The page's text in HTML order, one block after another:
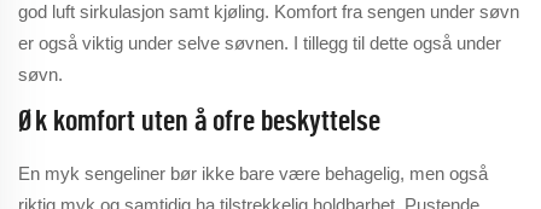
god luft sirkulasjon samt kjøling. Komfort fra sengen under søvn
er også viktig under selve søvnen. I tillegg til dette også under
søvn.
Øk komfort uten å ofre beskyttelse
En myk sengeliner bør ikke bare være behagelig, men også
riktig myk og samtidig ha tilstrekkelig holdbarhet. Pustende